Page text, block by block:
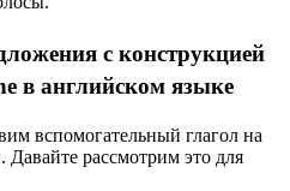
с конструкцией
в английском языке
вспомогательный глагол на
рассмотрим это для